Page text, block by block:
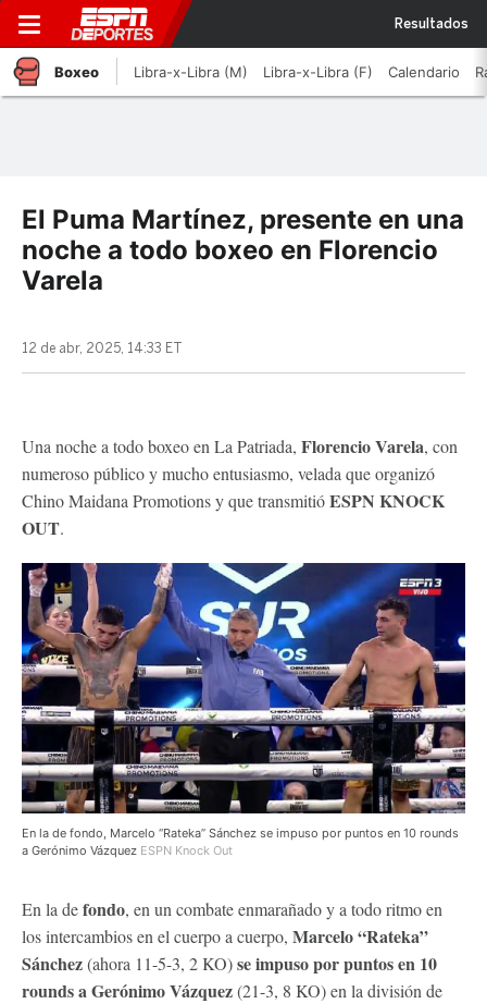
Resultados
Boxeo Libra-x-Libra (M) Libra-x-Libra (F) Calendario
El Puma Martínez, presente en una
noche a todo boxeo en Florencio
Varela
12 de abr, 2025, 14:33 ET
Una noche a todo boxeo en La Patriada, Florencio Varela, con
numeroso público y mucho entusiasmo, velada que organizó
Chino Maidana Promotions y que transmitióESPN KNOCK
OUT.
En la de fondo, Marcelo “Rateka” Sánchez se impuso por puntos en 10 rounds
a Gerónimo Vázquez ESPN Knock Out
En la defondo, en un combate enmarañado y a todo ritmo en
los intercambios en el cuerpo a cuerpo, Marcelo “Rateka”
Sánchez(ahora 11-5-3, 2 KO)se impuso por puntos en 10
rounds a Gerónimo Vázquez(21-3, 8 KO) en la división de